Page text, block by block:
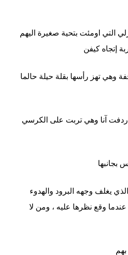
التي اومئت بتحية صغيرة اليهم
إتجاه كيفن
وهي تهز رأسها بقلة حيلة حالما
آنا وهي تربت على الكرسي
بجانبها
يغلف وجهه البرود والهدوء
وقع نظرها عليه ، ومن لا